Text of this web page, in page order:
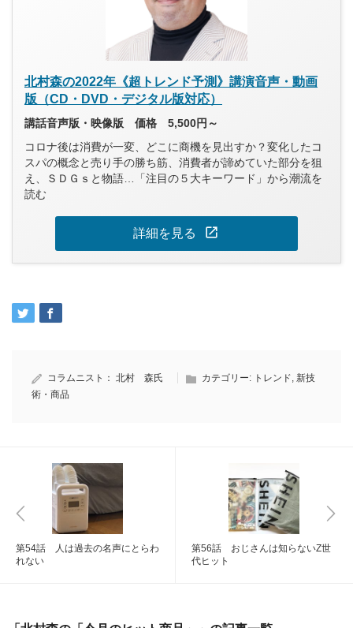
北村森の2022年《超トレンド予測》講演音声・動画
版（CD・DVD・デジタル版対応）
講話音声版・映像版 価格 5,500円～
コロナ後は消費が一変、どこに商機を見出すか？変化したコ
スパの概念と売り手の勝ち筋、消費者が諦めていた部分を狙
え、ＳＤＧｓと物語…「注目の５大キーワード」から潮流を
読む
詳細を見る open_in_new
コラムニスト： 北村 森氏 カテゴリー: トレンド 新技
術・商品
第54話 人は過去の名声にとらわ
れない
第56話 おじさんは知らないZ世
代ヒット